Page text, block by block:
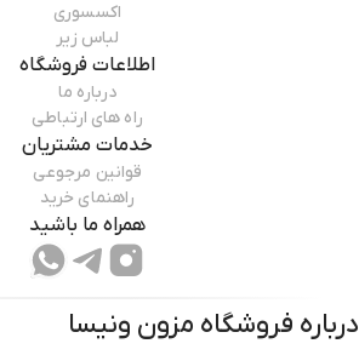
اکسسوری
لباس زیر
اطلاعات فروشگاه
درباره ما
راه های ارتباطی
خدمات مشتریان
قوانین مرجوعی
راهنمای خرید
همراه ما باشید
درباره فروشگاه مزون ونیسا